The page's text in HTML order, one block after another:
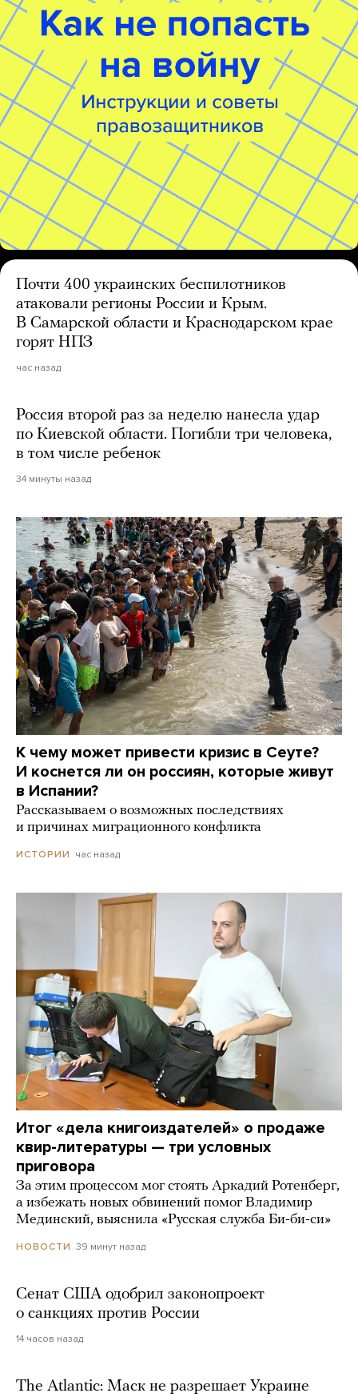
Почти 400 украинских беспилотников
атаковали регионы России и Крым.
В Самарской области и Краснодарском крае
горят НПЗ
час назад
Россия второй раз за неделю нанесла удар
по Киевской области. Погибли три человека,
в том числе ребенок
34 минуты назад
К чему может привести кризис в Сеуте?
И коснется ли он россиян, которые живут
в Испании?
Рассказываем о возможных последствиях
и причинах миграционного конфликта
ИСТОРИИ час назад
Итог «дела книгоиздателей» о продаже
квир-литературы — три условных
приговора
За этим процессом мог стоять Аркадий Ротенберг,
а избежать новых обвинений помог Владимир
Мединский, выяснила «Русская служба Би-би-си»
НОВОСТИ 39 минут назад
Сенат США одобрил законопроект
о санкциях против России
14 часов назад
The Atlantic: Маск не разрешает Украине